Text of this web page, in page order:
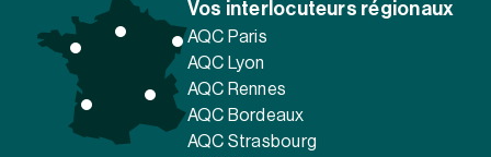
Vos interlocuteurs régionaux
AQC Paris
AQC Lyon
AQC Rennes
AQC Bordeaux
AQC Strasbourg